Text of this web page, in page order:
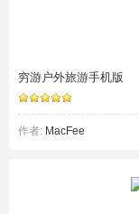
穷游户外旅游手机版
作者: MacFee